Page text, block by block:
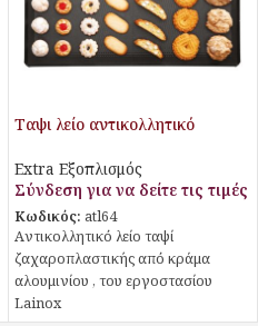
Ταψι λείο αντικολλητικό
Extra Εξοπλισμός
Σύνδεση για να δείτε τις τιμές
Κωδικός: atl64
Aντικολλητικό λείο ταψί
ζαχαροπλαστικής από κράμα
αλουμινίου , του εργοστασίου
Lainox